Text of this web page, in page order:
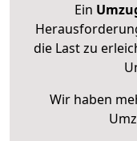
Ein
die Last zu
Wir haben